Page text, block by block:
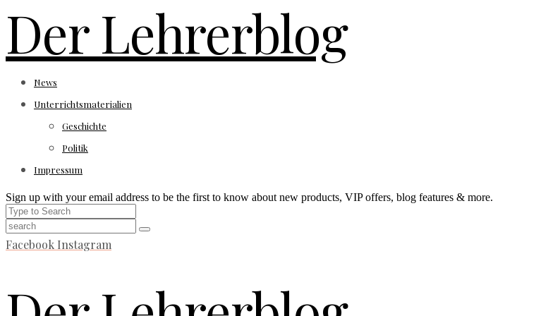
Der Lehrerblog
News
Unterrichtsmaterialien
Geschichte
Politik
Impressum
Sign up with your email address to be the first to know about new products, VIP offers, blog features & more.
Facebook Instagram